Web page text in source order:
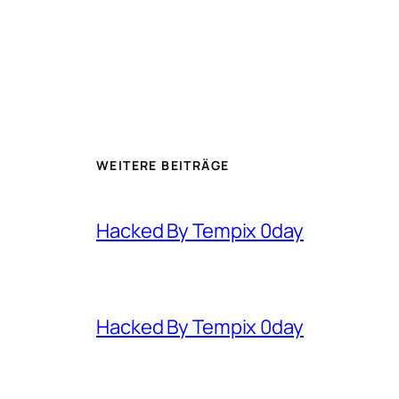
WEITERE BEITRÄGE
Hacked By Tempix 0day
Hacked By Tempix 0day